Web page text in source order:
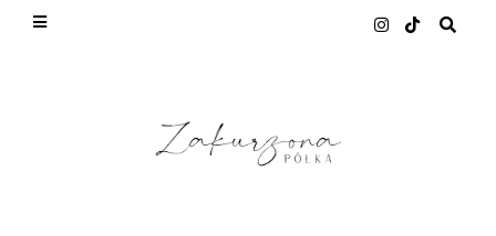
This site uses cookies from Google to deliver its
quality of service, generate usage statistics, and
to detect and address abuse.
LEARN MORE